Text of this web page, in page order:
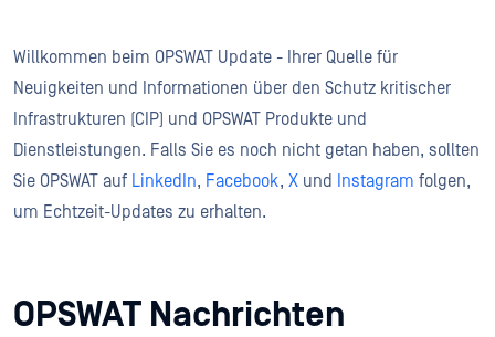
Willkommen beim OPSWAT Update - Ihrer Quelle für
Neuigkeiten und Informationen über den Schutz kritischer
Infrastrukturen (CIP) und OPSWAT Produkte und
Dienstleistungen. Falls Sie es noch nicht getan haben, sollten
Sie OPSWAT auf LinkedIn, Facebook, X und Instagram folgen,
um Echtzeit-Updates zu erhalten.
OPSWAT Nachrichten